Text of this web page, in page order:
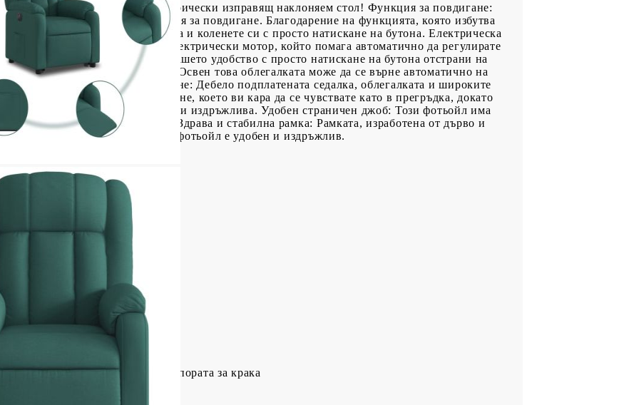
изключително комфортен електрически изправящ наклоняем стол! Функция за повдигане:
двигател с функция за повдигане. Благодарение на функцията, която избутва
без да натоварвате гърба и коленете си с просто натискане на бутона. Електрическа
също е оборудван с електрически мотор, който помага автоматично да регулирате
произволна позиция според вашето удобство с просто натискане на бутона отстрани на
наклон от 135 градуса. Освен това облегалката може да се върне автоматично на
на бутона. Удобно седене: Дебело подплатената седалка, облегалката и широките
уютно и топло усещане, което ви кара да се чувствате като в прегръдка, докато
и изчистен вид и е дишаща и издръжлива. Удобен страничен джоб: Този фотьойл има
си вещи леснодостъпни. Здрава и стабилна рамка: Рамката, изработена от дърво и
и стабилност. Този накланящ се фотьойл е удобен и издръжлив.
метал, шперплат
x 92 x 98 см (Ш x Д x В)
78 x 149 x 77 см (Ш x Д x В)
42-44 см
регулиране на облегалката и опората за крака